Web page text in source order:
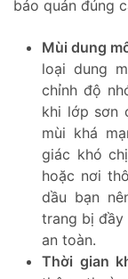
bảo quản đúng
Mùi dung
loại dung
chỉnh độ
khi lớp sơn
mùi khá
giác khó
hoặc nơi
dầu bạn
trang bị đầy
an toàn.
Thời gian